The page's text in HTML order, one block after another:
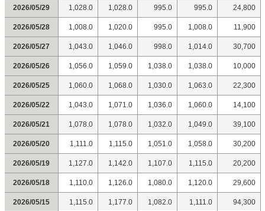
2026/05/29 1,028.0 1,028.0 995.0 995.0 24,800
2026/05/28 1,008.0 1,020.0 995.0 1,008.0 11,900
2026/05/27 1,043.0 1,046.0 998.0 1,014.0 30,700
2026/05/26 1,056.0 1,059.0 1,038.0 1,038.0 10,000
2026/05/25 1,060.0 1,068.0 1,030.0 1,063.0 22,300
2026/05/22 1,043.0 1,071.0 1,036.0 1,060.0 14,100
2026/05/21 1,078.0 1,078.0 1,032.0 1,049.0 39,100
2026/05/20 1,111.0 1,115.0 1,051.0 1,058.0 30,200
2026/05/19 1,127.0 1,142.0 1,107.0 1,115.0 20,200
2026/05/18 1,110.0 1,126.0 1,080.0 1,120.0 29,600
2026/05/15 1,115.0 1,177.0 1,082.0 1,111.0 94,300